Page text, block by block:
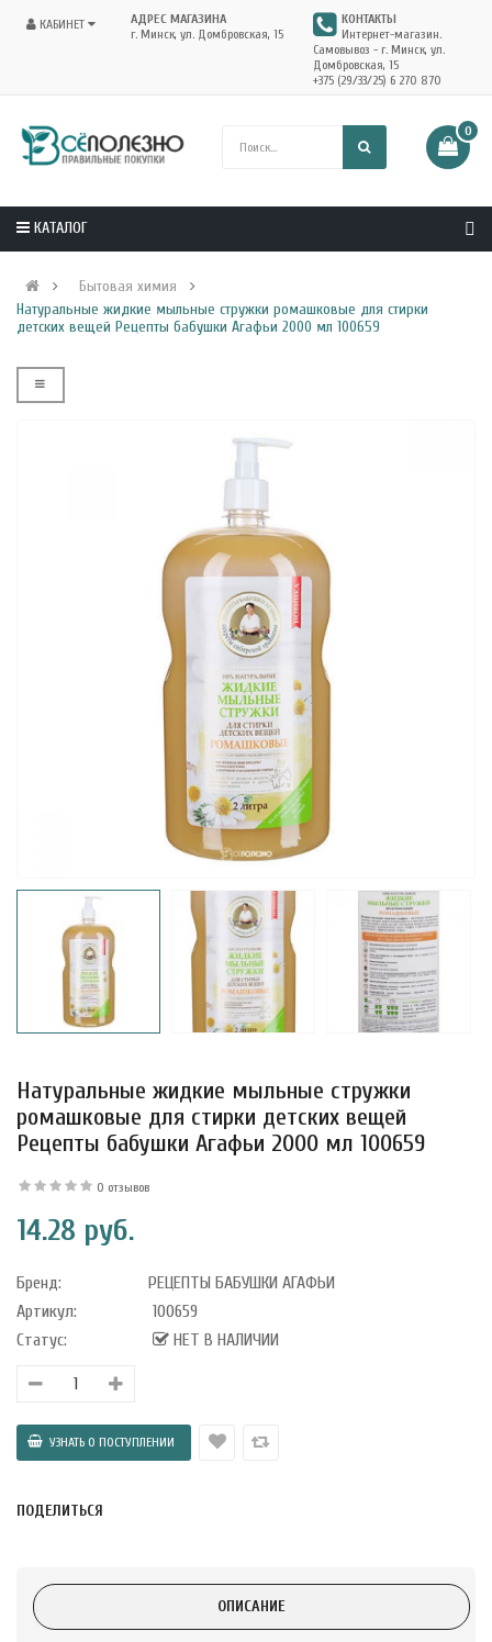
КАБИНЕТ
АДРЕС МАГАЗИНА
г. Минск, ул. Домбровская, 15
КОНТАКТЫ
Интернет-магазин.
Самовывоз - г. Минск, ул.
Домбровская, 15
+375 (29/33/25) 6 270 870
0
КАТАЛОГ
Бытовая химия
Натуральные жидкие мыльные стружки ромашковые для стирки
детских вещей Рецепты бабушки Агафьи 2000 мл 100659
с
в
лимоном и
Натуральные жидкие мыльные стружки
ромашковые для стирки детских вещей
Рецепты бабушки Агафьи 2000 мл 100659
0 отзывов
14.28 руб.
Бренд:
РЕЦЕПТЫ БАБУШКИ АГАФЬИ
Артикул:
100659
Статус:
НЕТ В НАЛИЧИИ
ПОДЕЛИТЬСЯ
ОПИСАНИЕ